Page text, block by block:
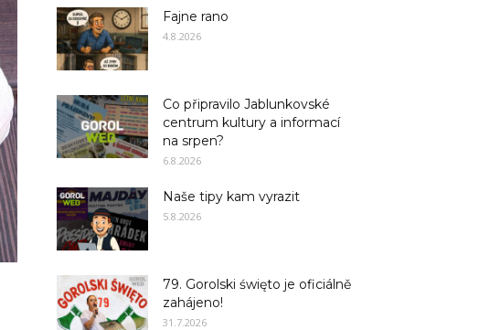
Fajne rano
4.8.2026
Co připravilo Jablunkovské
centrum kultury a informací
na srpen?
6.8.2026
Naše tipy kam vyrazit
5.8.2026
79. Gorolski święto je oficiálně
zahájeno!
31.7.2026